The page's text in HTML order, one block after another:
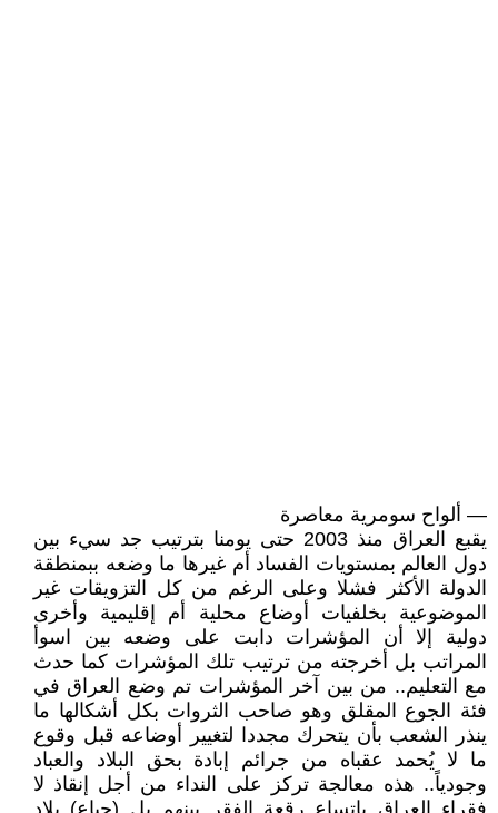
— ألواح سومرية معاصرة
يقبع العراق منذ 2003 حتى يومنا بترتيب جد سيء بين
دول العالم بمستويات الفساد أم غيرها ما وضعه ببمنطقة
الدولة الأكثر فشلا وعلى الرغم من كل التزويقات غير
الموضوعية بخلفيات أوضاع محلية أم إقليمية وأخرى
دولية إلا أن المؤشرات دابت على وضعه بين اسوأ
المراتب بل أخرجته من ترتيب تلك المؤشرات كما حدث
مع التعليم.. من بين آخر المؤشرات تم وضع العراق في
فئة الجوع المقلق وهو صاحب الثروات بكل أشكالها ما
ينذر الشعب بأن يتحرك مجددا لتغيير أوضاعه قبل وقوع
ما لا يُحمد عقباه من جرائم إبادة بحق البلاد والعباد
وجودياً.. هذه معالجة تركز على النداء من أجل إنقاذ لا